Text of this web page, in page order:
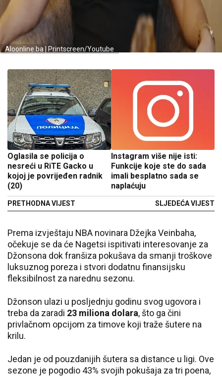
Aloonline.ba | Printscreen/Youtube
Oglasila se policija o
nesreći u RiTE Gacko u
kojoj je povrijeđen radnik
(20)
PRETHODNA VIJEST
Instagram više nije isti:
Funkcije koje ste do sada
imali besplatno sada se
naplaćuju
SLJEDEĆA VIJEST
Prema izvještaju NBA novinara Džejka Veinbaha,
očekuje se da će Nagetsi ispitivati interesovanje za
Džonsona dok franšiza pokušava da smanji troškove
luksuznog poreza i stvori dodatnu finansijsku
fleksibilnost za narednu sezonu.
Džonson ulazi u posljednju godinu svog ugovora i
treba da zaradi 23 miliona dolara, što ga čini
privlačnom opcijom za timove koji traže šutere na
krilu.
Jedan je od pouzdanijih šutera sa distance u ligi. Ove
sezone je pogodio 43% svojih pokušaja za tri poena,